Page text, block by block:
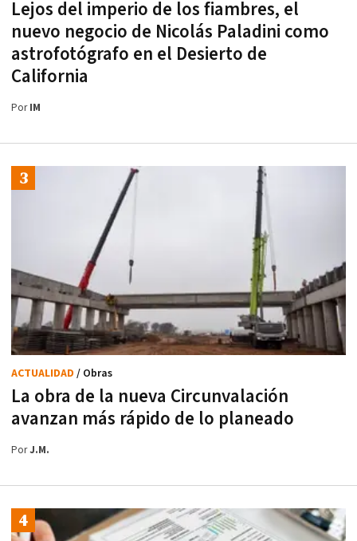
Lejos del imperio de los fiambres, el
nuevo negocio de Nicolás Paladini como
astrofotógrafo en el Desierto de
California
PorIM
La obra de la nueva Circunvalación
avanzan más rápido de lo planeado
ACTUALIDAD / Obras
PorJ.M.